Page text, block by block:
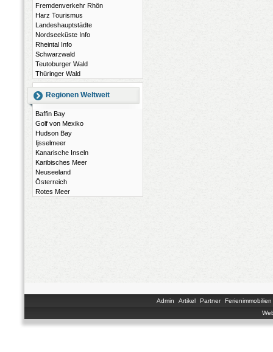
Fremdenverkehr Rhön
Harz Tourismus
Landeshauptstädte
Nordseeküste Info
Rheintal Info
Schwarzwald
Teutoburger Wald
Thüringer Wald
Regionen Weltweit
Baffin Bay
Golf von Mexiko
Hudson Bay
Ijsselmeer
Kanarische Inseln
Karibisches Meer
Neuseeland
Österreich
Rotes Meer
Admin Artikel Partner
Ferienimmobilien